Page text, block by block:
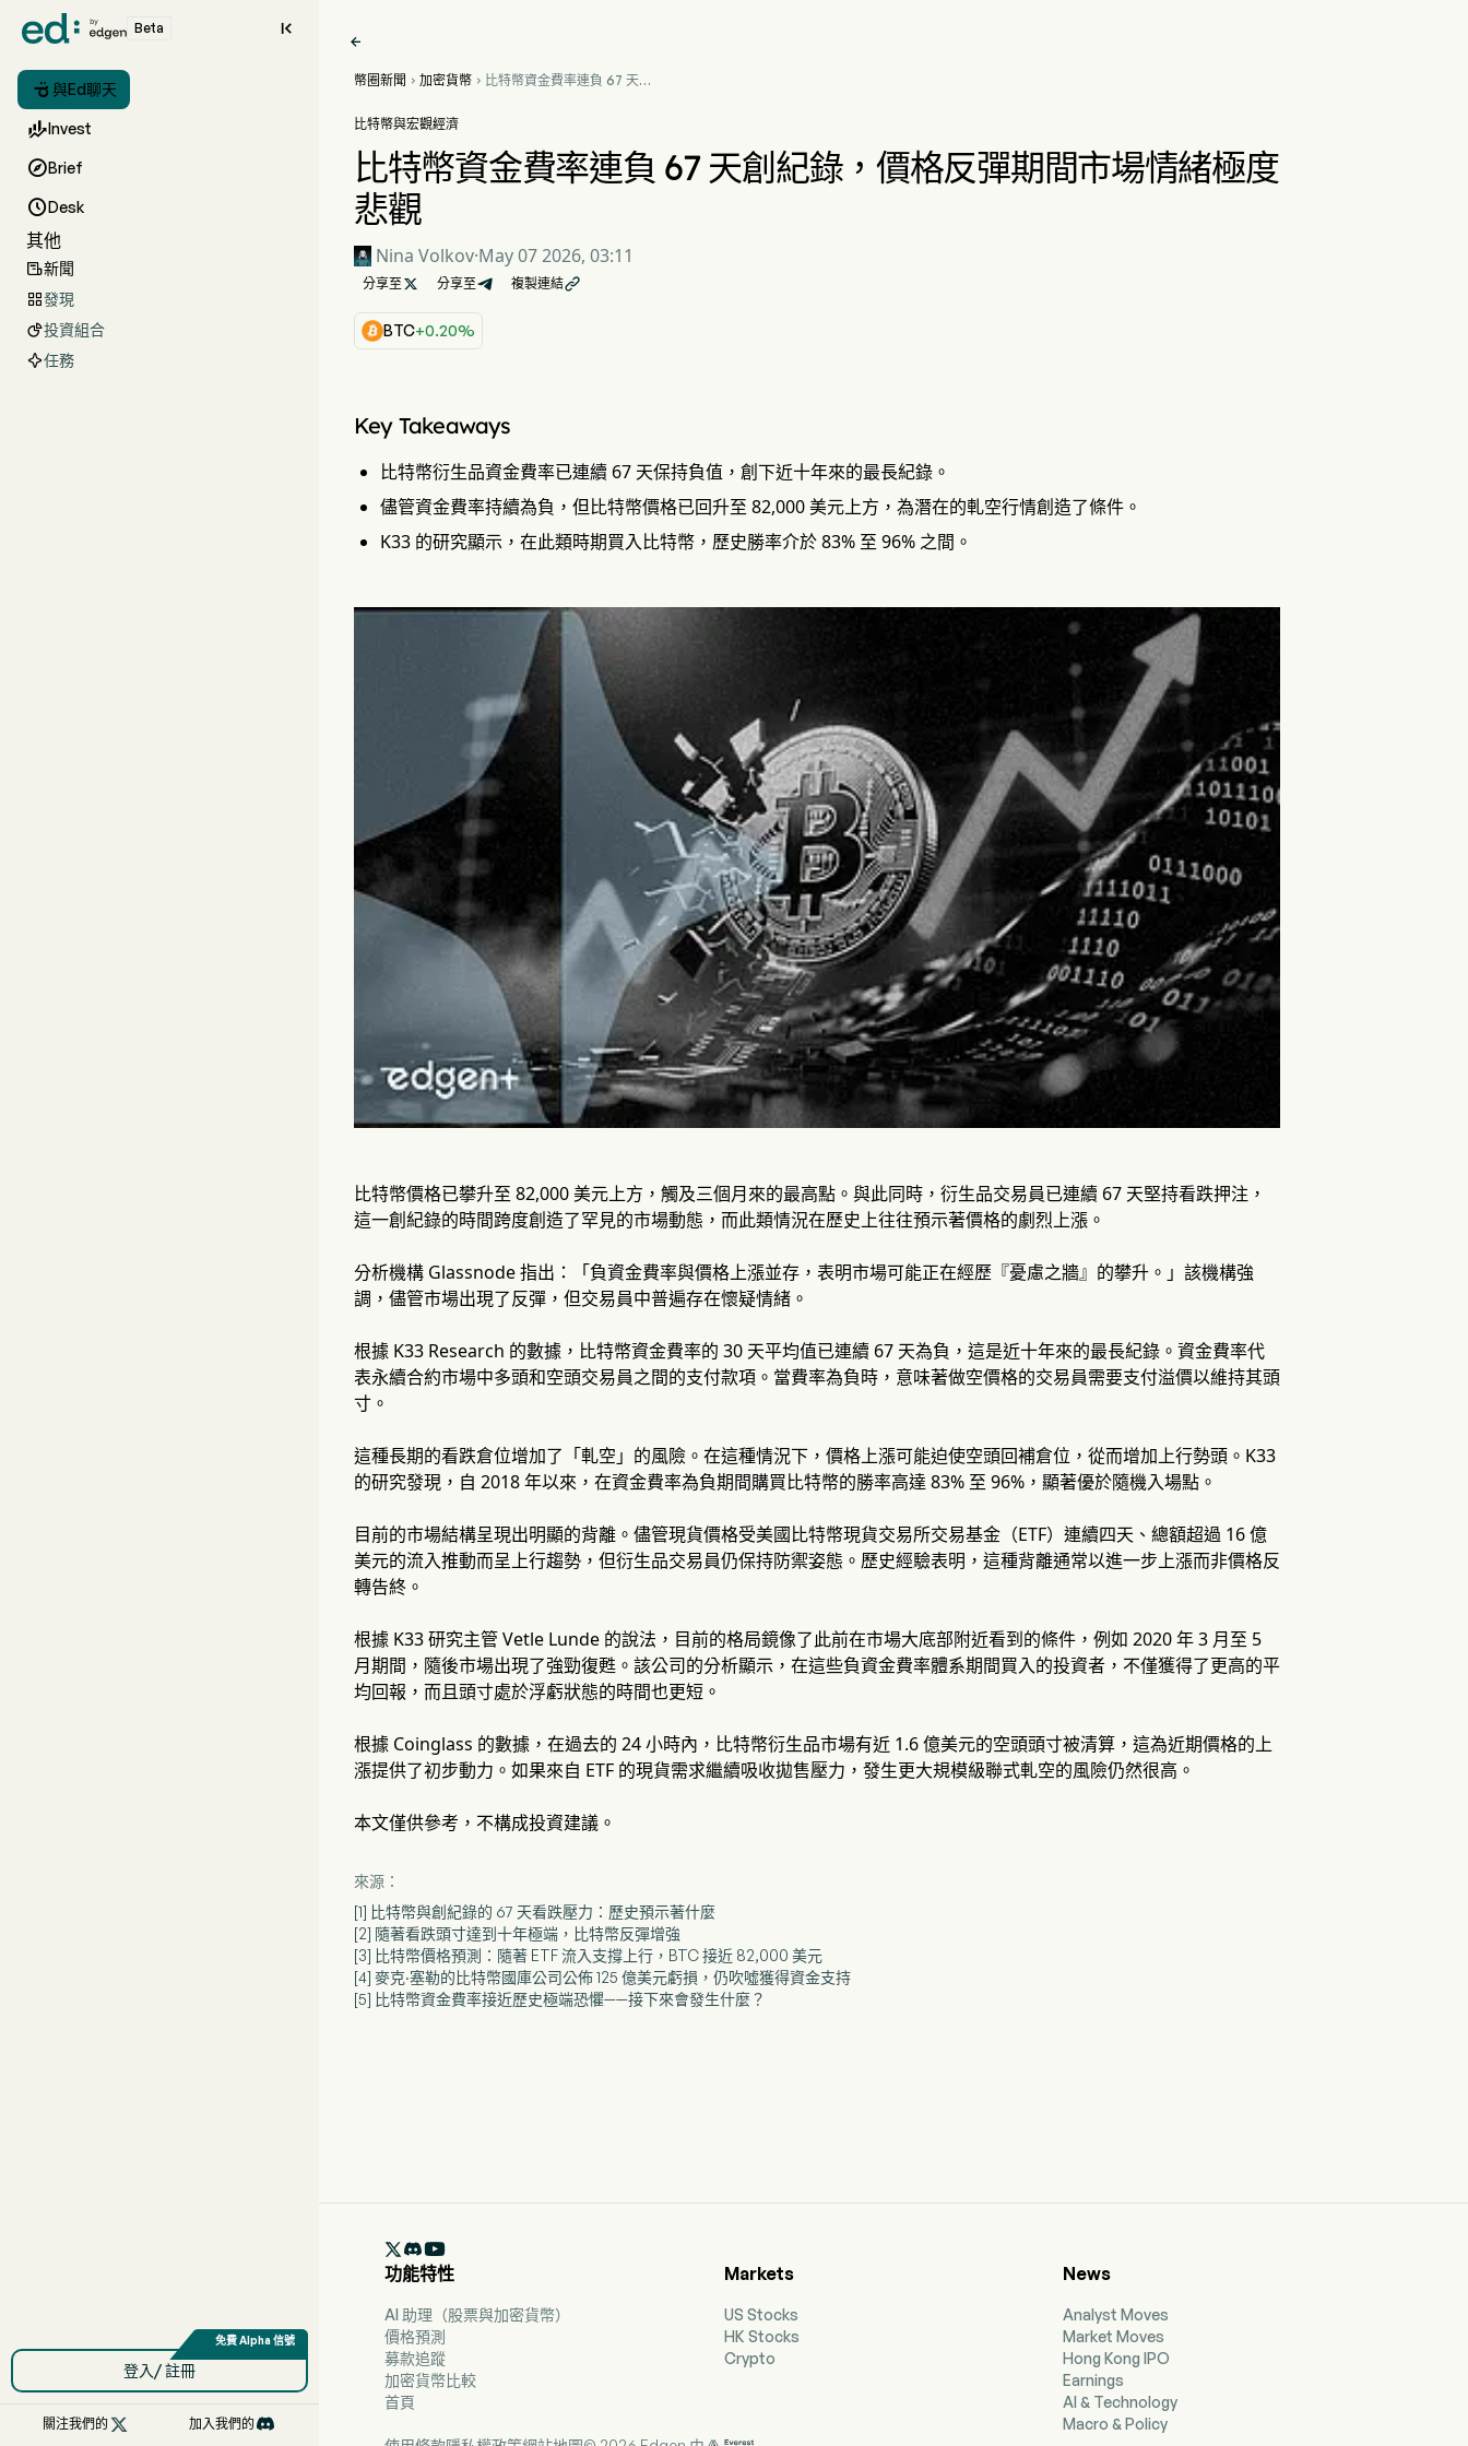
Beta 
 與Ed聊天
Invest
Brief
Desk
其他
新聞
發現
投資組合
任務
登入/ 註冊
關注我們的  加入我們的

幣圈新聞  加密貨幣  比特幣資金費率連負 67 天創
比特幣與宏觀經濟
比特幣資金費率連負 67 天創紀錄，價格反彈期間市場情緒極度
悲觀
Nina Volkov·May 07 2026, 03:11
分享至  分享至 複製連結
BTC+0.20%
Key Takeaways
比特幣衍生品資金費率已連續 67 天保持負值，創下近十年來的最長紀錄。
儘管資金費率持續為負，但比特幣價格已回升至 82,000 美元上方，為潛在的軋空行情創造了條件。
K33 的研究顯示，在此類時期買入比特幣，歷史勝率介於 83% 至 96% 之間。
比特幣價格已攀升至 82,000 美元上方，觸及三個月來的最高點。與此同時，衍生品交易員已連續 67 天堅持看跌押注，
這一創紀錄的時間跨度創造了罕見的市場動態，而此類情況在歷史上往往預示著價格的劇烈上漲。
分析機構 Glassnode 指出：「負資金費率與價格上漲並存，表明市場可能正在經歷『憂慮之牆』的攀升。」該機構強
調，儘管市場出現了反彈，但交易員中普遍存在懷疑情緒。
根據 K33 Research 的數據，比特幣資金費率的 30 天平均值已連續 67 天為負，這是近十年來的最長紀錄。資金費率代
表永續合約市場中多頭和空頭交易員之間的支付款項。當費率為負時，意味著做空價格的交易員需要支付溢價以維持其頭
寸。
這種長期的看跌倉位增加了「軋空」的風險。在這種情況下，價格上漲可能迫使空頭回補倉位，從而增加上行勢頭。K33
的研究發現，自 2018 年以來，在資金費率為負期間購買比特幣的勝率高達 83% 至 96%，顯著優於隨機入場點。
目前的市場結構呈現出明顯的背離。儘管現貨價格受美國比特幣現貨交易所交易基金（ETF）連續四天、總額超過 16 億
美元的流入推動而呈上行趨勢，但衍生品交易員仍保持防禦姿態。歷史經驗表明，這種背離通常以進一步上漲而非價格反
轉告終。
根據 K33 研究主管 Vetle Lunde 的說法，目前的格局鏡像了此前在市場大底部附近看到的條件，例如 2020 年 3 月至 5
月期間，隨後市場出現了強勁復甦。該公司的分析顯示，在這些負資金費率體系期間買入的投資者，不僅獲得了更高的平
均回報，而且頭寸處於浮虧狀態的時間也更短。
根據 Coinglass 的數據，在過去的 24 小時內，比特幣衍生品市場有近 1.6 億美元的空頭頭寸被清算，這為近期價格的上
漲提供了初步動力。如果來自 ETF 的現貨需求繼續吸收拋售壓力，發生更大規模級聯式軋空的風險仍然很高。
本文僅供參考，不構成投資建議。
來源：
[1] 比特幣與創紀錄的 67 天看跌壓力：歷史預示著什麼
[2] 隨著看跌頭寸達到十年極端，比特幣反彈增強
[3] 比特幣價格預測：隨著 ETF 流入支撐上行，BTC 接近 82,000 美元
[4] 麥克·塞勒的比特幣國庫公司公佈 125 億美元虧損，仍吹噓獲得資金支持
[5] 比特幣資金費率接近歷史極端恐懼——接下來會發生什麼？

功能特性
AI 助理（股票與加密貨幣）
價格預測
募款追蹤
加密貨幣比較
首頁
Markets
US Stocks
HK Stocks
Crypto
News
Analyst Moves
Market Moves
Hong Kong IPO
Earnings
AI & Technology
Macro & Policy